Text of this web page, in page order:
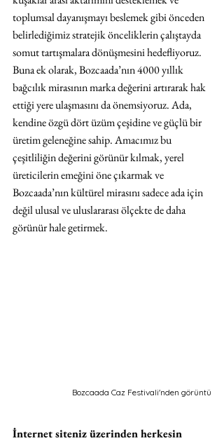
toplumsal dayanışmayı beslemek gibi önceden
belirlediğimiz stratejik önceliklerin çalıştayda
somut tartışmalara dönüşmesini hedefliyoruz.
Buna ek olarak, Bozcaada’nın 4000 yıllık
bağcılık mirasının marka değerini artırarak hak
ettiği yere ulaşmasını da önemsiyoruz. Ada,
kendine özgü dört üzüm çeşidine ve güçlü bir
üretim geleneğine sahip. Amacımız bu
çeşitliliğin değerini görünür kılmak, yerel
üreticilerin emeğini öne çıkarmak ve
Bozcaada’nın kültürel mirasını sadece ada için
değil ulusal ve uluslararası ölçekte de daha
görünür hale getirmek.
Bozcaada Caz Festivali'nden görüntü
İnternet siteniz üzerinden herkesin